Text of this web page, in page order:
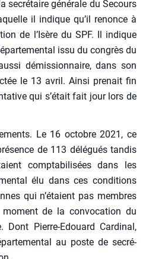
secré­taire géné­rale du Secours
il indique qu’il renonce à
de l’Isère du SPF. Il indique
issu du congrès du
démis­sion­naire, dans son
le 13 avril. Ain­si pre­nait fin
qui s’était fait jour lors de
Le 16 octobre 2021, ce
de 113 délé­gués tan­dis
comp­ta­bi­li­sées dans les
élu dans ces condi­tions
qui n’étaient pas membres
de la convo­ca­tion du
Dont Pierre-Edouard Car­di­nal,
au poste de secré­